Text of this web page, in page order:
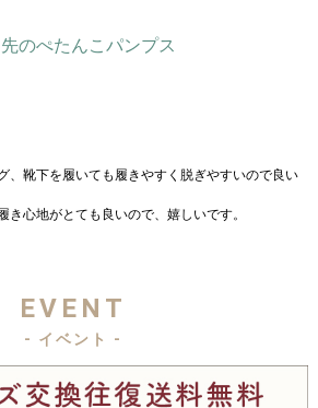
のぺたんこパンプス
、靴下を履いても履きやすく脱ぎやすいので良い
き心地がとても良いので、嬉しいです。
EVENT
- イベント -